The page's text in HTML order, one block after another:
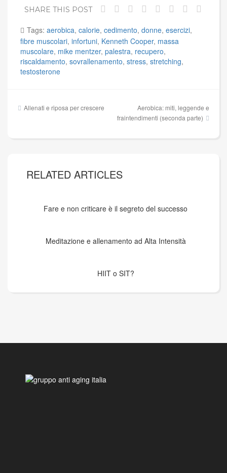
SHARE THIS POST
Tags: aerobica, calorie, cedimento, donne, esercizi,
fibre muscolari, infortuni, Kenneth Cooper, massa
muscolare, mike mentzer, palestra, recupero,
riscaldamento, sovrallenamento, stress, stretching,
testosterone
Navigazione
Allenati e riposa per crescere
Aerobica: miti, leggende e
fraintendimenti (seconda parte)
RELATED ARTICLES
Fare e non criticare è il segreto del successo
Meditazione e allenamento ad Alta Intensità
HIIT o SIT?